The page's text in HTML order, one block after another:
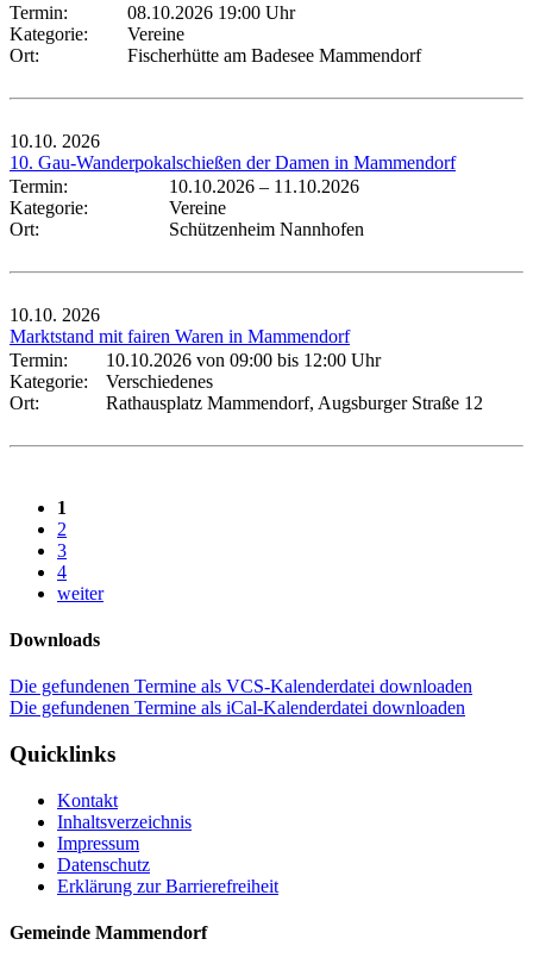
Termin:
08.10.2026 19:00 Uhr
Kategorie:
Vereine
Ort:
Fischerhütte am Badesee Mammendorf
10.10. 2026
10. Gau-Wanderpokalschießen der Damen in Mammendorf
Termin:
10.10.2026 – 11.10.2026
Kategorie:
Vereine
Ort:
Schützenheim Nannhofen
10.10. 2026
Marktstand mit fairen Waren in Mammendorf
Termin:
10.10.2026 von 09:00 bis 12:00 Uhr
Kategorie:
Verschiedenes
Ort:
Rathausplatz Mammendorf, Augsburger Straße 12
1
2
3
4
weiter
Downloads
Die gefundenen Termine als VCS-Kalenderdatei downloaden
Die gefundenen Termine als iCal-Kalenderdatei downloaden
Quicklinks
Kontakt
Inhaltsverzeichnis
Impressum
Datenschutz
Erklärung zur Barrierefreiheit
Gemeinde Mammendorf